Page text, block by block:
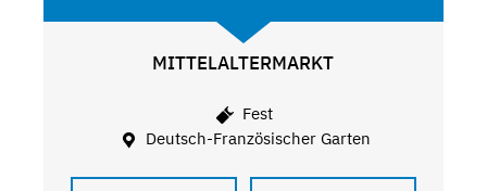
MITTELALTERMARKT
Fest
Deutsch-Französischer Garten